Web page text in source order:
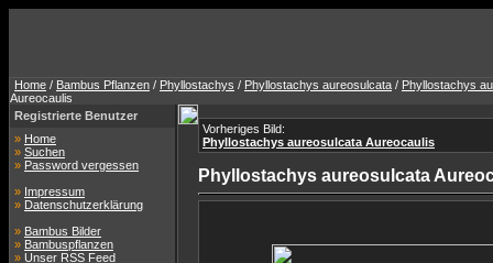
Home / Bambus Pflanzen / Phyllostachys / Phyllostachys aureosulcata / Phyllostachys
Aureocaulis
Registrierte Benutzer
» Home
» Suchen
» Password vergessen
» Impressum
» Datenschutzerklärung
» Bambus Bilder
» Bambuspflanzen
» Unser RSS Feed
Vorheriges Bild:
Phyllostachys aureosulcata Aureocaulis
Phyllostachys aureosulcata